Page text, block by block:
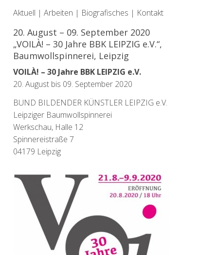
Aktuell | Arbeiten | Biografisches | Kontakt
20. August – 09. September 2020
„VOILÀ! – 30 Jahre BBK LEIPZIG e.V.“,
Baumwollspinnerei, Leipzig
VOILÀ! – 30 Jahre BBK LEIPZIG e.V.
20. August bis 09. September 2020
BUND BILDENDER KÜNSTLER LEIPZIG e.V.
Leipziger Baumwollspinnerei
Werkschau, Halle 12
Spinnereistraße 7
04179 Leipzig